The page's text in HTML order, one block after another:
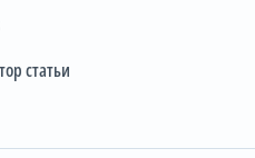
статьи